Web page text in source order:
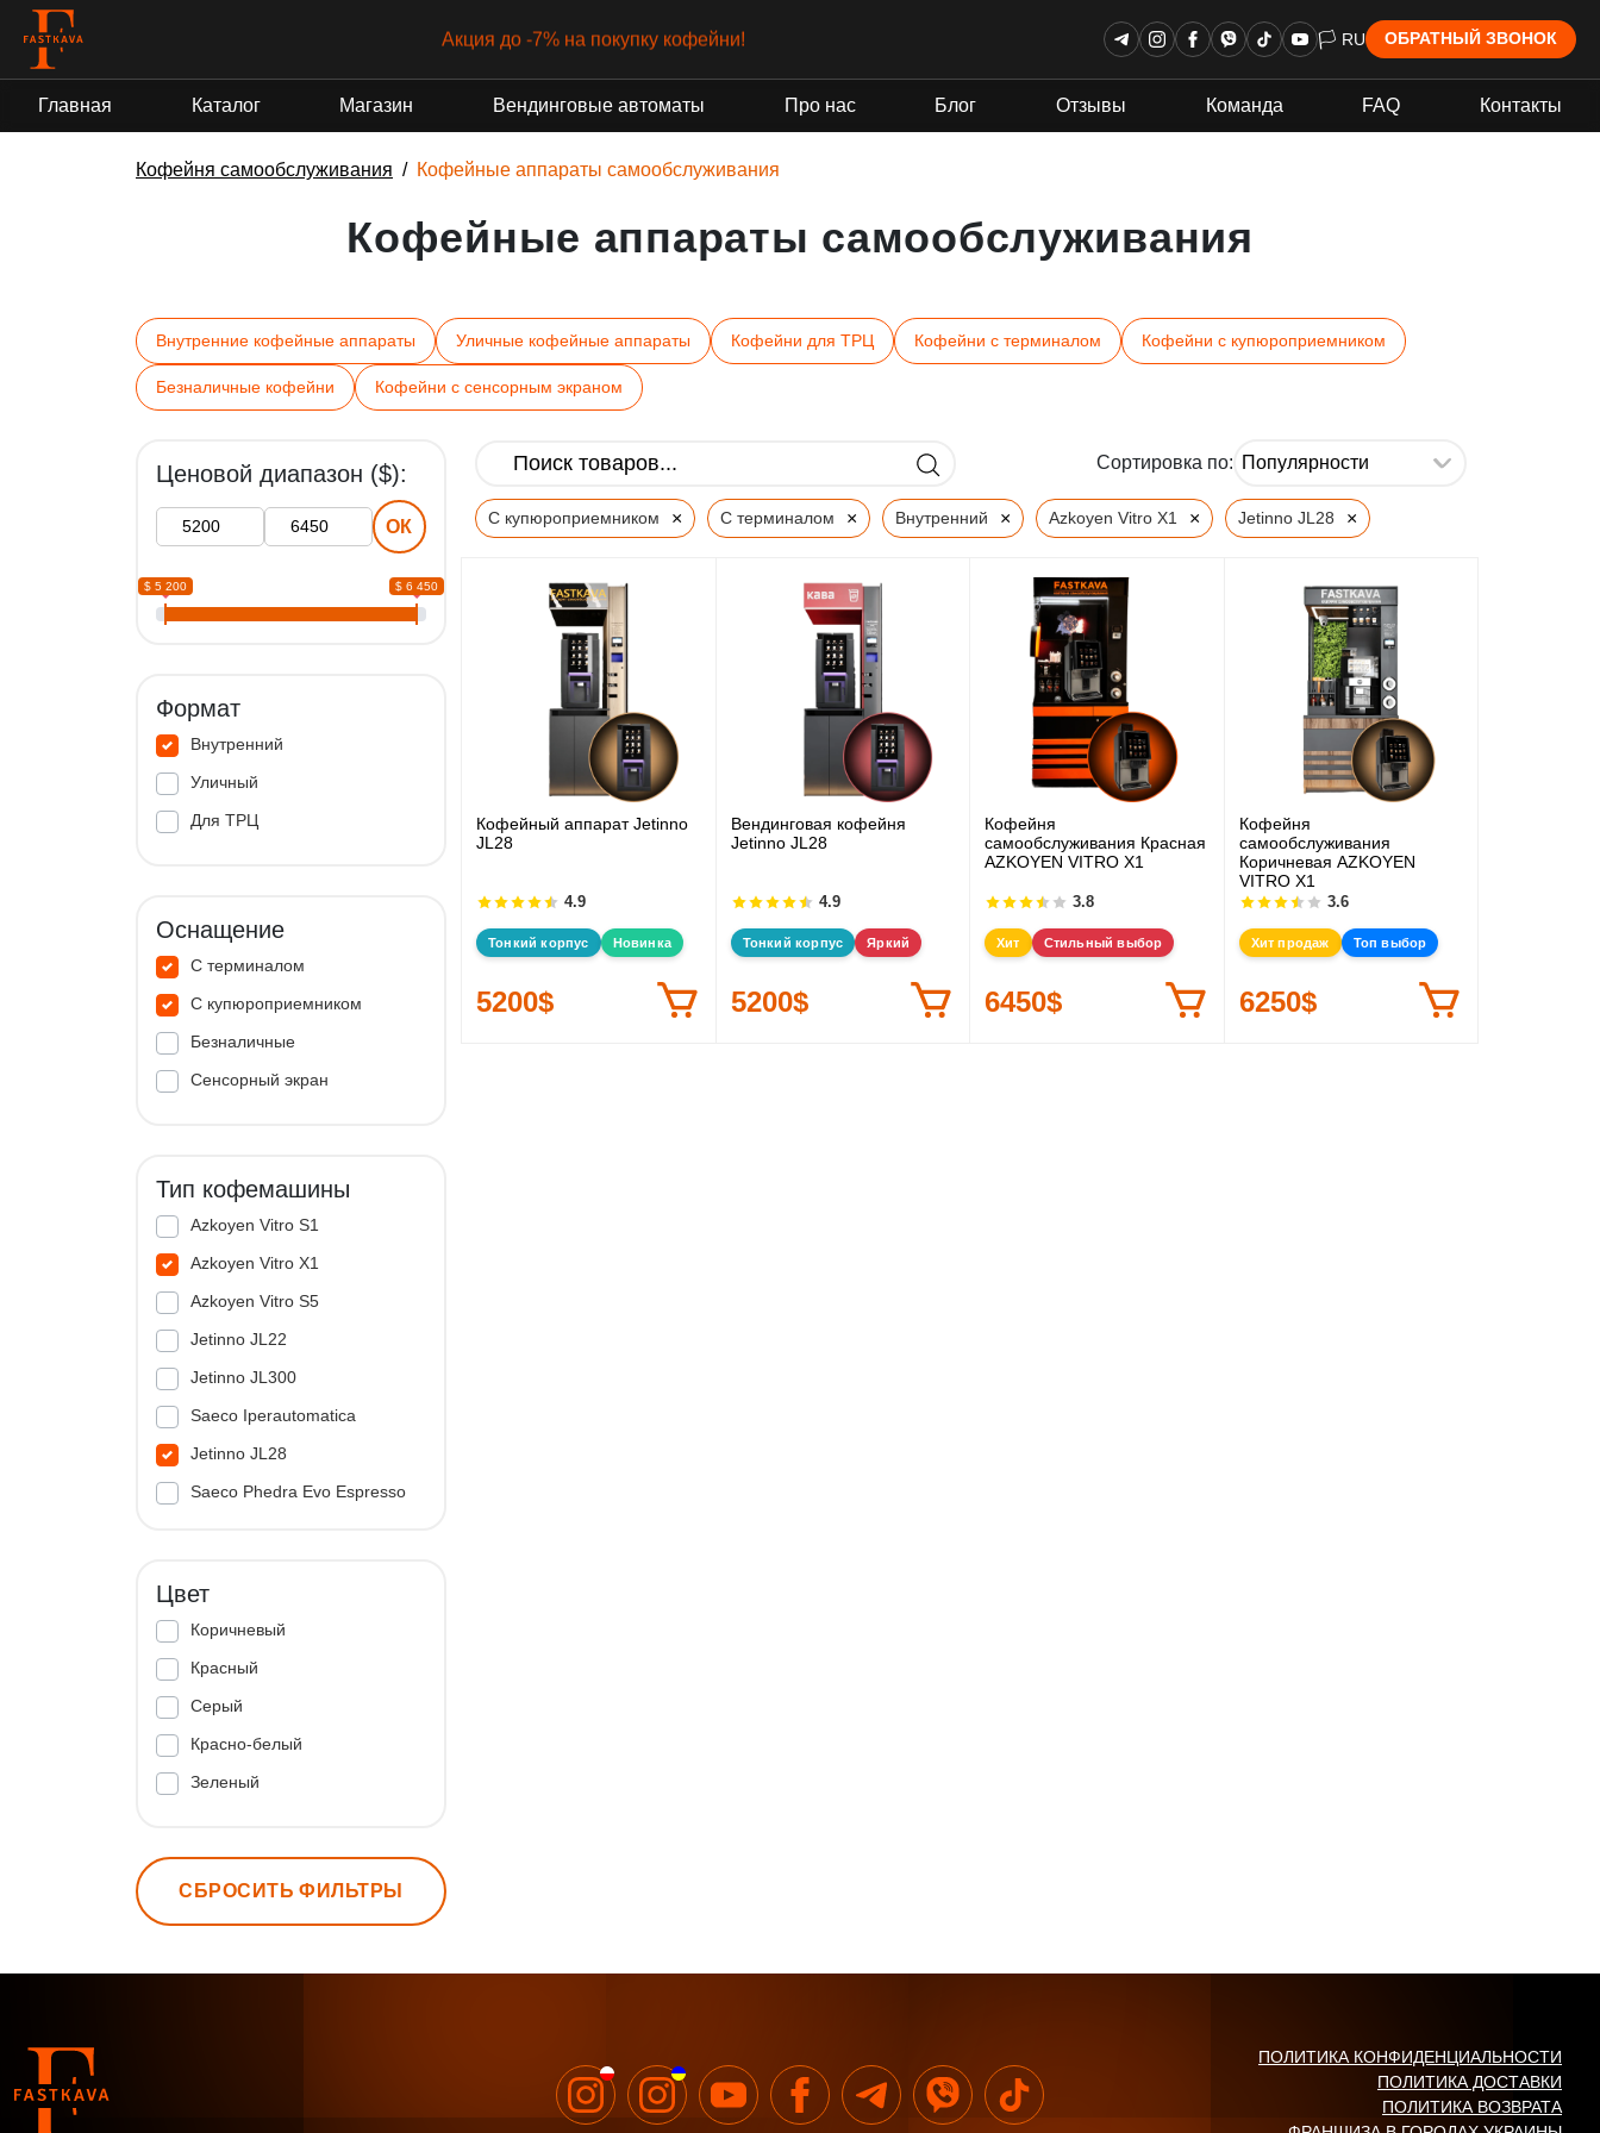
Акция до -7% на покупку кофейни! 🏳 RU ОБРАТНЫЙ ЗВОНОК
Главная Каталог Магазин Вендинговые автоматы Про нас Блог Отзывы Команда FAQ Контакты
Кофейня самообслуживания Кофейные аппараты самообслуживания
Кофейные аппараты самообслуживания
Внутренние кофейные аппараты Уличные кофейные аппараты Кофейни для ТРЦ Кофейни с терминалом Кофейни с купюроприемником
Безналичные кофейни Кофейни с сенсорным экраном
Ценовой диапазон ($):
ОК
$ 5 200 $ 6 450
Формат
Внутренний
Уличный
Для ТРЦ
Оснащение
С терминалом
С купюроприемником
Безналичные
Сенсорный экран
Тип кофемашины
Azkoyen Vitro S1
Azkoyen Vitro X1
Azkoyen Vitro S5
Jetinno JL22
Jetinno JL300
Saeco Iperautomatica
Jetinno JL28
Saeco Phedra Evo Espresso
Цвет
Коричневый
Красный
Серый
Красно-белый
Зеленый
СБРОСИТЬ ФИЛЬТРЫ
Сортировка по:
С купюроприемником × С терминалом × Внутренний × Azkoyen Vitro X1 × Jetinno JL28 ×
Кофейный аппарат Jetinno
JL28
4.9
Тонкий корпус Новинка
5200$
Вендинговая кофейня
Jetinno JL28
4.9
Тонкий корпус Яркий
5200$
Кофейня
самообслуживания Красная
AZKOYEN VITRO X1
3.8
Хит Стильный выбор
6450$
Кофейня
самообслуживания
Коричневая AZKOYEN
VITRO X1
3.6
Хит продаж Топ выбор
6250$
ПОЛИТИКА КОНФИДЕНЦИАЛЬНОСТИ
ПОЛИТИКА ДОСТАВКИ
ПОЛИТИКА ВОЗВРАТА